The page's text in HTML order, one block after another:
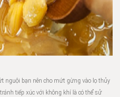
bạn nên cho mứt gừng vào lọ thủy
tiếp xúc với không khí là có thể sử